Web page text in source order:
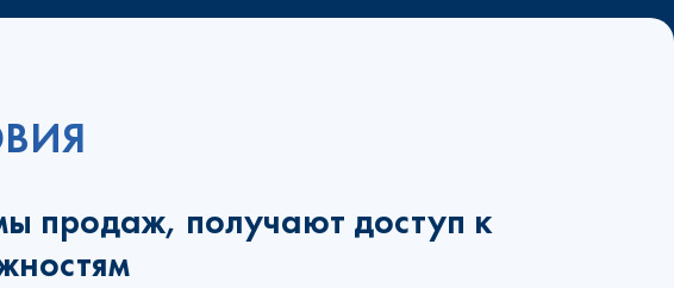
продаж, получают доступ к